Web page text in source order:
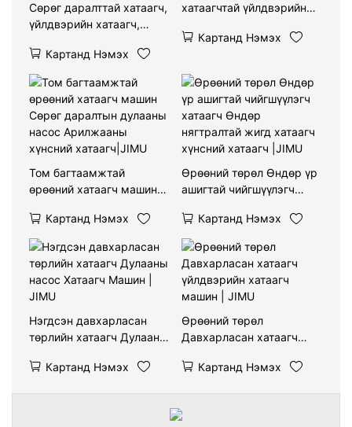
Сөрөг даралттай хатаагч,
үйлдвэрийн хатаагч,
Картанд Нэмэх
хатаагчтай үйлдвэрийн
Картанд Нэмэх
Том багтаамжтай
өрөөний хатаагч машин
насос Арилжааны
хүнсний хатаагч|JIMU
Картанд Нэмэх
Өрөөний төрөл Өндөр үр
ашигтай чийгшүүлэгч
нягтралтай жигд хатаагч
хүнсний хатаагч |JIMU
Картанд Нэмэх
Нэгдсэн давхарласан
төрлийн хатаагч Дулааны
JIMUКартанд Нэмэх
Өрөөний төрөл
Давхарласан хатаагч
машин | JIMU
Картанд Нэмэх